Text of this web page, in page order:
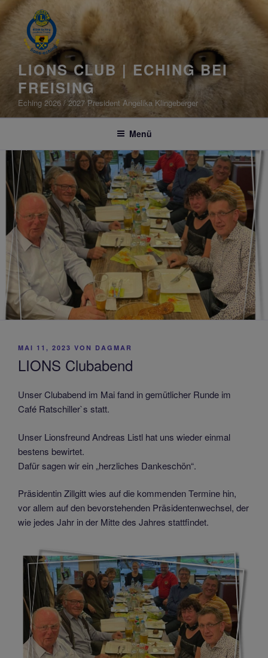
Inhalt
springen
LIONS CLUB | ECHING BEI
FREISING
Eching 2026 / 2027 President Angelika Klingeberger
Menü
VERÖFFENTLICHT
MAI 11, 2023 VON DAGMAR
LIONS Clubabend
Unser Clubabend im Mai fand in gemütlicher Runde im
Café Ratschiller`s statt.
Unser Lionsfreund Andreas Listl hat uns wieder einmal
bestens bewirtet.
Dafür sagen wir ein „herzliches Dankeschön“.
Präsidentin Zillgitt wies auf die kommenden Termine hin,
vor allem auf den bevorstehenden Präsidentenwechsel, der
wie jedes Jahr in der Mitte des Jahres stattfindet.